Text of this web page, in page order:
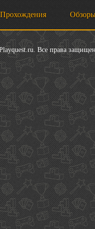
Прохождения
Все права